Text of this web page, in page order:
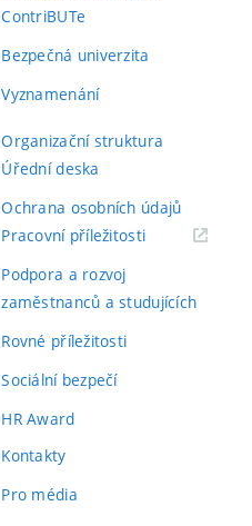
ContriBUTe
Bezpečná univerzita
Vyznamenání
Organizační struktura
Úřední deska
Ochrana osobních údajů
Pracovní příležitosti(externí
Podpora a rozvoj
zaměstnanců a studujících
Rovné příležitosti
Sociální bezpečí
HR Award
Kontakty
Pro média